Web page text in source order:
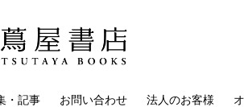
・記事 お問い合わせ 法人のお客様